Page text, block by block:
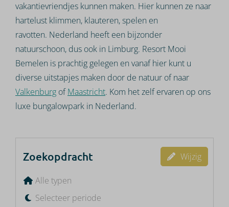
vakantievriendjes kunnen maken. Hier kunnen ze naar
hartelust klimmen, klauteren, spelen en
ravotten. Nederland heeft een bijzonder
natuurschoon, dus ook in Limburg. Resort Mooi
Bemelen is prachtig gelegen en vanaf hier kunt u
diverse uitstapjes maken door de natuur of naar
Valkenburg ofMaastricht. Kom het zelf ervaren op ons
luxe bungalowpark in Nederland.
Zoekopdracht Wijzig
Alle typen
Selecteer periode